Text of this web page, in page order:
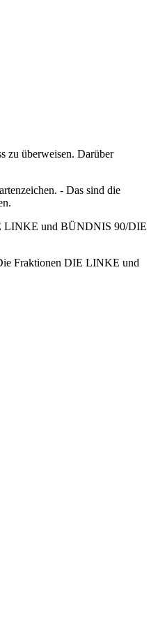
zu überweisen. Darüber
- Das sind die
LINKE und BÜNDNIS 90/DIE
Fraktionen DIE LINKE und